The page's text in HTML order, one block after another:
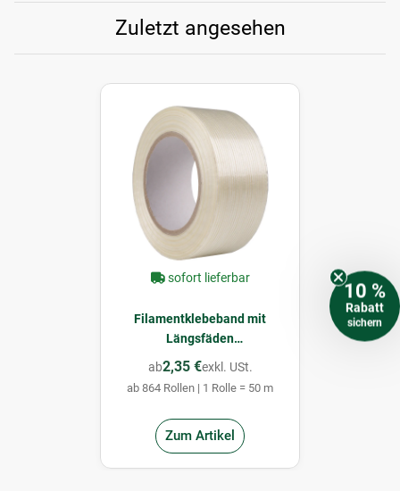
Zuletzt angesehen
sofort lieferbar
Filamentklebeband mit
Längsfäden
glasfaserverstärkt
ab2,35 €exkl. USt.
ab 864 Rollen | 1 Rolle = 50 m
Zum Artikel
10 %
Rabatt
sichern